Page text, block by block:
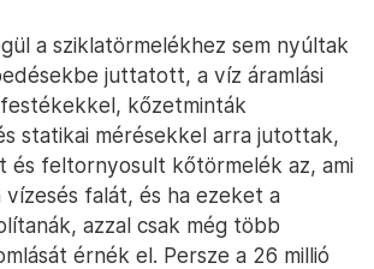
a sziklatörmelékhez sem nyúltak
juttatott, a víz áramlási
kőzetminták
statikai mérésekkel arra jutottak,
és feltornyosult kőtörmelék az, ami
vízesés falát, és ha ezeket a
azzal csak még több
érnék el. Persze a 26 millió